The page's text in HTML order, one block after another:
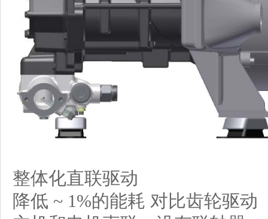
整体化直联驱动
降低 ~ 1%的能耗 对比齿轮驱动